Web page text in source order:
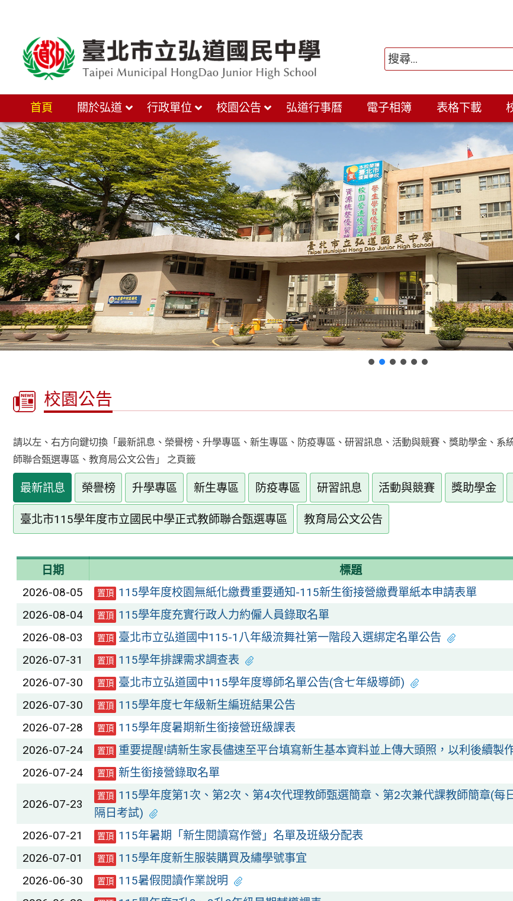
區
首頁 關於弘道 行政單位 校園公告 弘道行事曆 電子相簿 表格下載
校園公告
請以左、右方向鍵切換「最新訊息、榮譽榜、升學專區、新生專區、防疫專區、研習訊息、活動與競賽、獎助學金、系
師聯合甄選專區、教育局公文公告」 之頁籤
最新訊息 榮譽榜 升學專區 新生專區 防疫專區 研習訊息 活動與競賽 獎助學金
臺北市115學年度市立國民中學正式教師聯合甄選專區 教育局公文公告
日期 標題
2026-08-05
置頂 115學年度校園無紙化繳費重要通知-115新生銜接營繳費單紙本申請表單
2026-08-04 置頂 115學年度充實行政人力約僱人員錄取名單
2026-08-03 置頂 臺北市立弘道國中115-1八年級流舞社第一階段入選綁定名單公告
2026-07-31 置頂 115學年排課需求調查表
2026-07-30 置頂 臺北市立弘道國中115學年度導師名單公告(含七年級導師)
2026-07-30 置頂 115學年度七年級新生編班結果公告
2026-07-28 置頂 115學年度暑期新生銜接營班級課表
2026-07-24 置頂 重要提醒!請新生家長儘速至平台填寫新生基本資料並上傳大頭照，以利後續製
2026-07-24 置頂 新生銜接營錄取名單
2026-07-23
置頂 115學年度第1次、第2次、第4次代理教師甄選簡章、第2次兼代課教師簡章(每
隔日考試)
2026-07-21 置頂 115年暑期「新生閱讀寫作營」名單及班級分配表
2026-07-01 置頂 115學年度新生服裝購買及繡學號事宜
2026-06-30 置頂 115暑假閱讀作業說明